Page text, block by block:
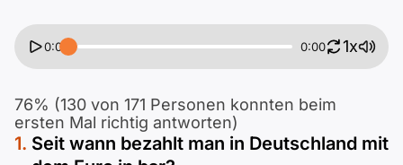
Goethe
ÖIF
ÖSD
Türkisch
Ukrainisch
Russisch
A1 telc
A1 Goethe
A1 ÖIF
A2 DTZ
A2 telc
A2 Goethe
B1 Allgemein
B1 DTZ
B1 Beruf
B2
B2 Allgemein
B2 Beruf
Blog
Webinare
0:00 0:00 1x
76% (130 von 171 Personen konnten beim
ersten Mal richtig antworten)
Seit wann bezahlt man in Deutschland mit